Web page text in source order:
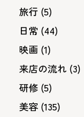
旅行 (5)
日常 (44)
映画 (1)
来店の流れ (3)
研修 (5)
美容 (135)